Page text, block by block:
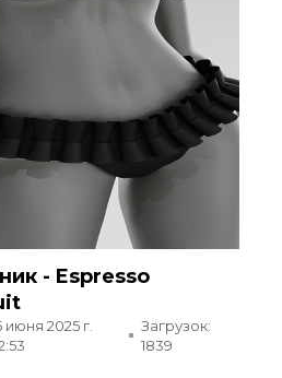
- Espresso
июня 2025 г.
Загрузок:
1839